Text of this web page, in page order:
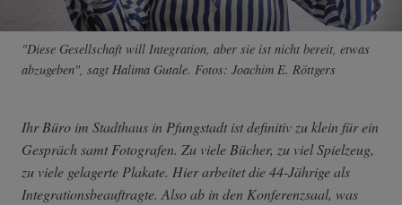
"Diese Gesellschaft will Integration, aber sie ist nicht bereit, etwas
abzugeben", sagt Halima Gutale. Fotos: Joachim E. Röttgers
Ihr Büro im Stadthaus in Pfungstadt ist definitiv zu klein für ein
Gespräch samt Fotografen. Zu viele Bücher, zu viel Spielzeug,
zu viele gelagerte Plakate. Hier arbeitet die 44-Jährige als
Integrationsbeauftragte. Also ab in den Konferenzsaal, was